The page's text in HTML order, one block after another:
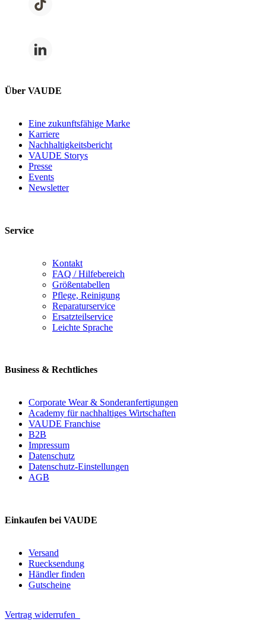
Über VAUDE
Eine zukunftsfähige Marke
Karriere
Nachhaltigkeitsbericht
VAUDE Storys
Presse
Events
Newsletter
Service
Kontakt
FAQ / Hilfebereich
Größentabellen
Pflege, Reinigung
Reparaturservice
Ersatzteilservice
Leichte Sprache
Business & Rechtliches
Corporate Wear & Sonderanfertigungen
Academy für nachhaltiges Wirtschaften
VAUDE Franchise
B2B
Impressum
Datenschutz
Datenschutz-Einstellungen
AGB
Einkaufen bei VAUDE
Versand
Ruecksendung
Händler finden
Gutscheine
Vertrag widerrufen